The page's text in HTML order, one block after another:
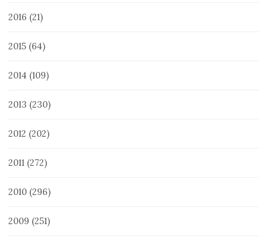
2016 (21)
2015 (64)
2014 (109)
2013 (230)
2012 (202)
2011 (272)
2010 (296)
2009 (251)